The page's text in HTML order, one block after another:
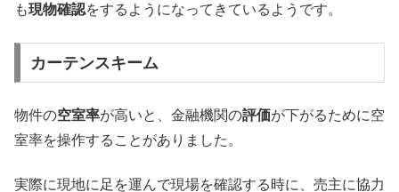
も現物確認をするようになってきているようです。
カーテンスキーム
物件の空室率が高いと、金融機関の評価が下がるために空
室率を操作することがありました。
実際に現地に足を運んで現場を確認する時に、売主に協力